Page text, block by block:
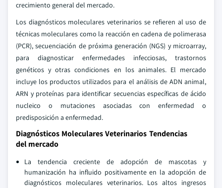
crecimiento general del mercado.
Los diagnósticos moleculares veterinarios se refieren al uso de
técnicas moleculares como la reacción en cadena de polimerasa
(PCR), secuenciación de próxima generación (NGS) y microarray,
para diagnosticar enfermedades infecciosas, trastornos
genéticos y otras condiciones en los animales. El mercado
incluye los productos utilizados para el análisis de ADN animal,
ARN y proteínas para identificar secuencias específicas de ácido
nucleico o mutaciones asociadas con enfermedad o
predisposición a enfermedad.
Diagnósticos Moleculares Veterinarios Tendencias
del mercado
La tendencia creciente de adopción de mascotas y
humanización ha influido positivamente en la adopción de
diagnósticos moleculares veterinarios. Los altos ingresos